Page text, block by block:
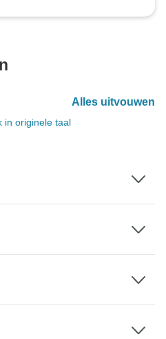
Alles uitvouwen
in originele taal